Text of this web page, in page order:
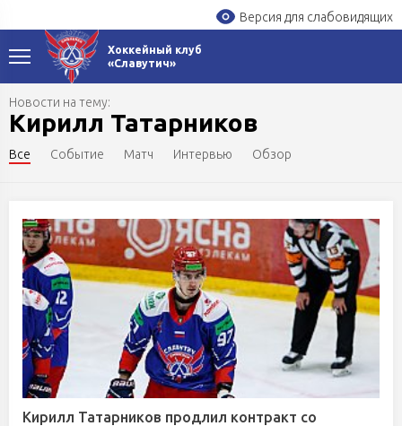
Версия для слабовидящих
Хоккейный клуб
«Славутич»
Кирилл Татарников
Новости на тему:
Все Событие Матч Интервью Обзор
Кирилл Татарников продлил контракт со